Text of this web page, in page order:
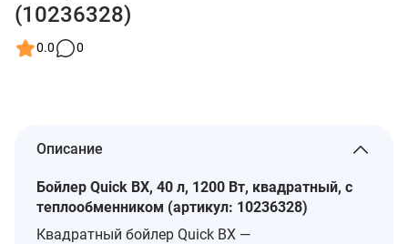
(10236328)
0.0 0
Описание
Бойлер Quick BX, 40 л, 1200 Вт, квадратный, с
теплообменником (артикул: 10236328)
Квадратный бойлер Quick BX —